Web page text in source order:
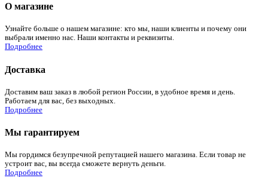
О магазине
Узнайте больше о нашем магазине: кто мы, наши клиенты и почему они
выбрали именно нас. Наши контакты и реквизиты.
Подробнее
Доставка
Доставим ваш заказ в любой регион России, в удобное время и день.
Работаем для вас, без выходных.
Подробнее
Мы гарантируем
Мы гордимся безупречной репутацией нашего магазина. Если товар не
устроит вас, вы всегда сможете вернуть деньги.
Подробнее